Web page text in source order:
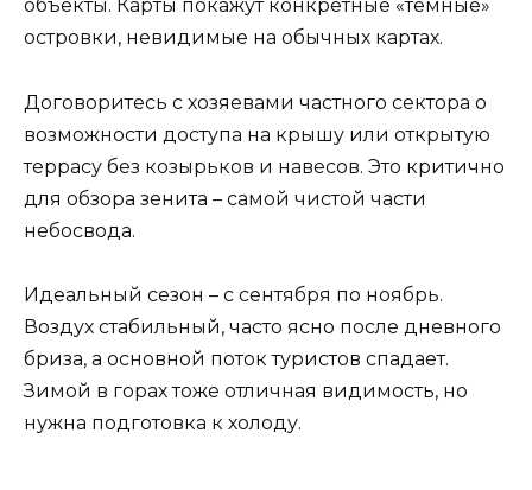
объекты. Карты покажут конкретные «темные»
островки, невидимые на обычных картах.
Договоритесь с хозяевами частного сектора о
возможности доступа на крышу или открытую
террасу без козырьков и навесов. Это критично
для обзора зенита – самой чистой части
небосвода.
Идеальный сезон – с сентября по ноябрь.
Воздух стабильный, часто ясно после дневного
бриза, а основной поток туристов спадает.
Зимой в горах тоже отличная видимость, но
нужна подготовка к холоду.